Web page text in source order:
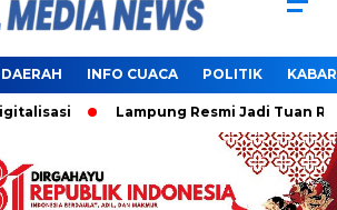
DAERAH INFO CUACA POLITIK
Lampung Resmi Jadi Tuan